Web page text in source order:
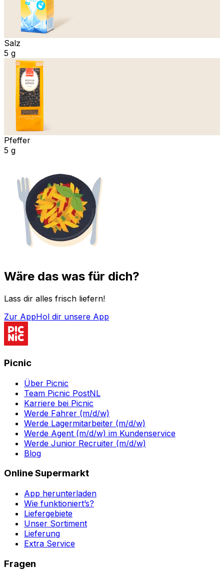
Salz
5 g
Pfeffer
5 g
Wäre das was für dich?
Lass dir alles frisch liefern!
Zur AppHol dir unsere App
Picnic
Über Picnic
Team Picnic PostNL
Karriere bei Picnic
Werde Fahrer (m/d/w)
Werde Lagermitarbeiter (m/d/w)
Werde Agent (m/d/w) im Kundenservice
Werde Junior Recruiter (m/d/w)
Blog
Online Supermarkt
App herunterladen
Wie funktioniert’s?
Liefergebiete
Unser Sortiment
Lieferung
Extra Service
Fragen